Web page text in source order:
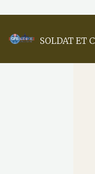
SOLDAT ET